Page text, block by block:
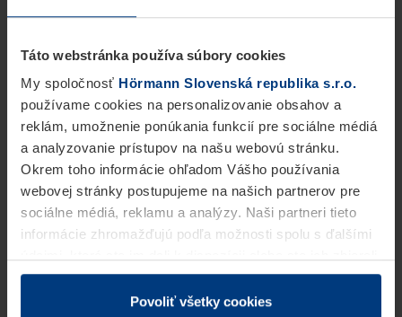
Táto webstránka používa súbory cookies
My spoločnosť Hörmann Slovenská republika s.r.o.
používame cookies na personalizovanie obsahov a
reklám, umožnenie ponúkania funkcií pre sociálne médiá
a analyzovanie prístupov na našu webovú stránku.
Okrem toho informácie ohľadom Vášho používania
webovej stránky postupujeme na našich partnerov pre
sociálne médiá, reklamu a analýzy. Naši partneri tieto
informácie zhromažďujú podľa možnosti spolu s ďalšími
v rámci Vášho využívania služieb.
Z právneho hľadiska môžeme cookies ukladať na Vašom
Povoliť všetky cookies